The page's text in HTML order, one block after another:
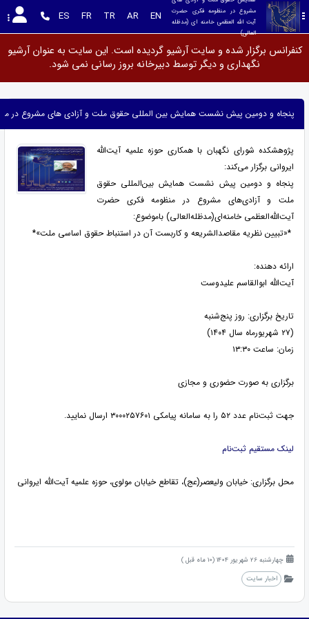
العالی)
EN
AR
TR
FR
ES
کنفرانس برگزار شده و سایت آرشیو گردیده است. این سایت به عنوان آرشیو
نگهداری و دیگر توسط دبیرخانه بروز رسانی نمی شود.
پنجاه و دومین پیش نشست همایش بین‌ المللی حقوق ملت و آزادی‌ های مشروع در
پژوهشکده شورای نگهبان با همکاری حوزه علمیه آیت‌الله
ایروانی برگزار می‌کند:
پنجاه و دومین پیش نشست همایش بین‌المللی حقوق
ملت و آزادی‌های مشروع در منظومه فکری حضرت
آیت‌الله‌العظمی خامنه‌ای(مدظله‌العالی) باموضوع:
*«تبیین نظریه مقاصدالشریعه و کاربست آن در استنباط حقوق اساسی ملت»*
ارائه دهنده:
آیت‌الله ابوالقاسم علیدوست
تاریخ برگزاری: روز پنج‌شنبه
(۲۷ شهریورماه سال ۱۴۰۴)
زمان: ساعت ۱۳:۳۰
برگزاری به صورت حضوری و مجازی
جهت ثبت‌نام عدد ۵۲ را به سامانه پیامکی ۳۰۰۰۲۵۷۶۰۱ ارسال نمایید.
لینک مستقیم ثبت‌نام
محل برگزاری: خیابان ولیعصر(عج)، تقاطع خیابان مولوی، حوزه علمیه آیت‌الله ایروانی
چهارشنبه 26 شهریور 1404 (10 ماه قبل )
اخبار سایت